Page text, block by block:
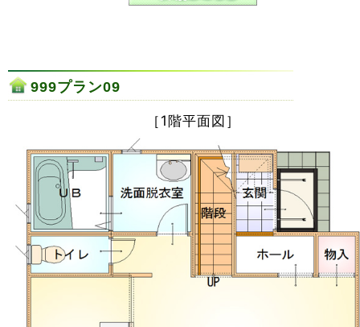
999プラン09
［1階平面図］